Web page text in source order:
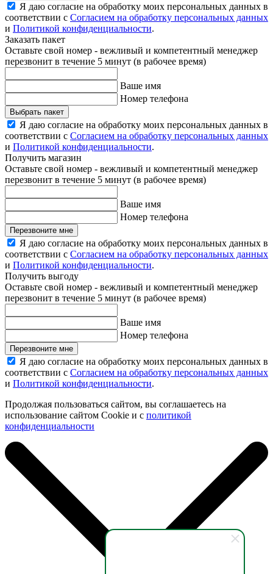
Я даю согласие на обработку моих персональных данных в
соответствии с Согласием на обработку персональных данных
и Политикой конфиденциальности.
Заказать пакет
Оставьте свой номер - вежливый и компетентный менеджер
перезвонит в течение 5 минут (в рабочее время)
Ваше имя
Номер телефона
Выбрать пакет
Я даю согласие на обработку моих персональных данных в
соответствии с Согласием на обработку персональных данных
и Политикой конфиденциальности.
Получить магазин
Оставьте свой номер - вежливый и компетентный менеджер
перезвонит в течение 5 минут (в рабочее время)
Ваше имя
Номер телефона
Перезвоните мне
Я даю согласие на обработку моих персональных данных в
соответствии с Согласием на обработку персональных данных
и Политикой конфиденциальности.
Получить выгоду
Оставьте свой номер - вежливый и компетентный менеджер
перезвонит в течение 5 минут (в рабочее время)
Ваше имя
Номер телефона
Перезвоните мне
Я даю согласие на обработку моих персональных данных в
соответствии с Согласием на обработку персональных данных
и Политикой конфиденциальности.
Продолжая пользоваться сайтом, вы соглашаетесь на
использование сайтом Cookie и с политикой
конфиденциальности